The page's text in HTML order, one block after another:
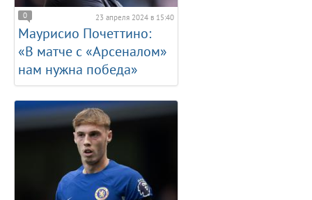
0 23 апреля 2024 в 15:40
Маурисио Почеттино:
«В матче с «Арсеналом»
нам нужна победа»